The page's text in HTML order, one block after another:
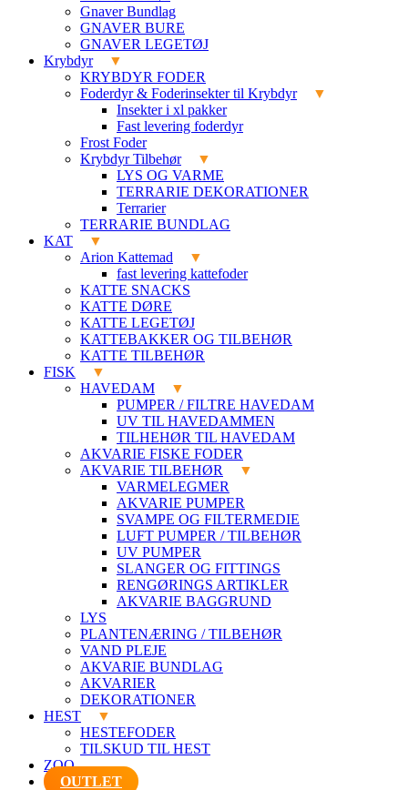
Gnaver Bundlag
GNAVER BURE
GNAVER LEGETØJ
Krybdyr
KRYBDYR FODER
Foderdyr & Foderinsekter til Krybdyr
Insekter i xl pakker
Fast levering foderdyr
Frost Foder
Krybdyr Tilbehør
LYS OG VARME
TERRARIE DEKORATIONER
Terrarier
TERRARIE BUNDLAG
KAT
Arion Kattemad
fast levering kattefoder
KATTE SNACKS
KATTE DØRE
KATTE LEGETØJ
KATTEBAKKER OG TILBEHØR
KATTE TILBEHØR
FISK
HAVEDAM
PUMPER / FILTRE HAVEDAM
UV TIL HAVEDAMMEN
TILHEHØR TIL HAVEDAM
AKVARIE FISKE FODER
AKVARIE TILBEHØR
VARMELEGMER
AKVARIE PUMPER
SVAMPE OG FILTERMEDIE
LUFT PUMPER / TILBEHØR
UV PUMPER
SLANGER OG FITTINGS
RENGØRINGS ARTIKLER
AKVARIE BAGGRUND
LYS
PLANTENÆRING / TILBEHØR
VAND PLEJE
AKVARIE BUNDLAG
AKVARIER
DEKORATIONER
HEST
HESTEFODER
TILSKUD TIL HEST
ZOO
OUTLET